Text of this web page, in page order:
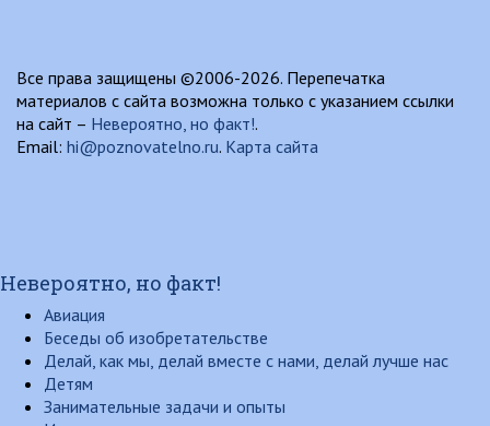
Все права защищены ©2006-2026. Перепечатка
материалов с сайта возможна только с указанием ссылки
на сайт – Невероятно, но факт!.
Email: hi@poznovatelno.ru. Карта сайта
Невероятно, но факт!
Авиация
Беседы об изобретательстве
Делай, как мы, делай вместе с нами, делай лучше нас
Детям
Занимательные задачи и опыты